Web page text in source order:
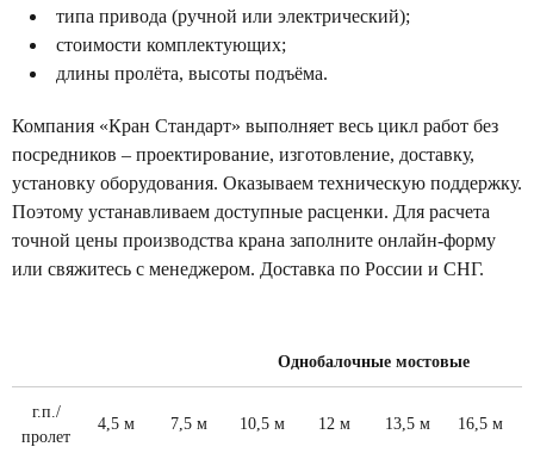
типа привода (ручной или электрический);
стоимости комплектующих;
длины пролёта, высоты подъёма.
Компания «Кран Стандарт» выполняет весь цикл работ без
посредников – проектирование, изготовление, доставку,
установку оборудования. Оказываем техническую поддержку.
Поэтому устанавливаем доступные расценки. Для расчета
точной цены производства крана заполните онлайн-форму
или свяжитесь с менеджером. Доставка по России и СНГ.
Однобалочные мостовые
г.п./
пролет
4,5 м 7,5 м 10,5 м 12 м 13,5 м 16,5 м